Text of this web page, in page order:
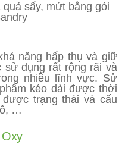
sấy, mứt bằng gói
năng hấp thụ và giữ
sử dụng rất rộng rãi và
nhiều lĩnh vực. Sử
kéo dài được thời
trạng thái và cấu
…